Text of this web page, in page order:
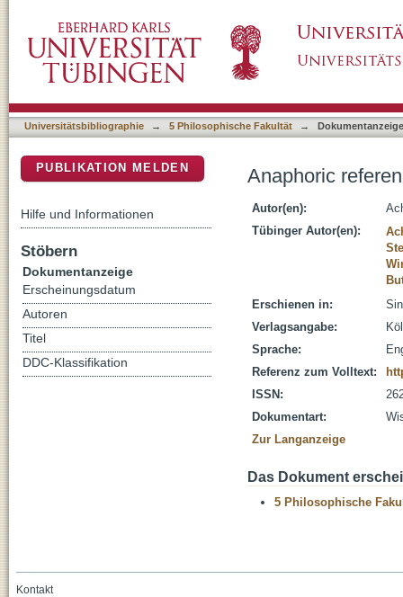
Universitätsbibliographie → 5 Philosophische Fakultät → Dokumentanzeige
Anaphoric
Autor(en):
Tübinger Autor(en):
Erschienen in:
Verlagsangabe:
Sprache:
Referenz zum Volltext:
ISSN:
Dokumentart:
Zur Langanzeige
Das Dokument
5 Philosophische
PUBLIKATION MELDEN
Hilfe und Informationen
Stöbern
Dokumentanzeige
Erscheinungsdatum
Autoren
Titel
DDC-Klassifikation
Kontakt